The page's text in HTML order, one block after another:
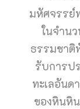
มหัศจรรย์
ในจำน
ธรรมชาติ
รับการป
ทะเลอันด
ของหินหิ